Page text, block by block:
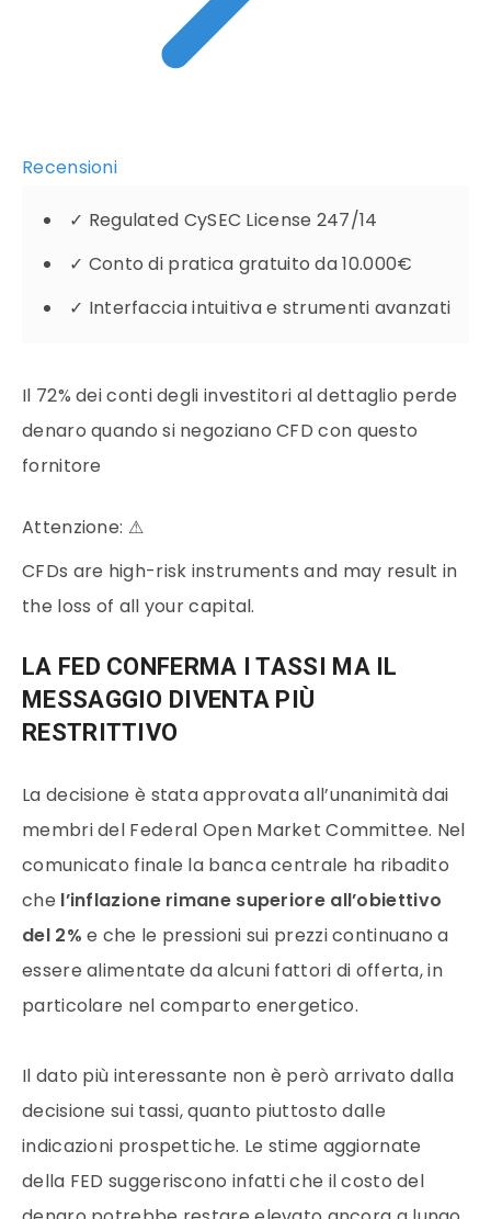
Recensioni
✓ Regulated CySEC License 247/14
✓ Conto di pratica gratuito da 10.000€
✓ Interfaccia intuitiva e strumenti avanzati
Il 72% dei conti degli investitori al dettaglio perde
denaro quando si negoziano CFD con questo
fornitore
Attenzione: ⚠
CFDs are high-risk instruments and may result in
the loss of all your capital.
LA FED CONFERMA I TASSI MA IL
MESSAGGIO DIVENTA PIÙ
RESTRITTIVO
La decisione è stata approvata all’unanimità dai
membri del Federal Open Market Committee. Nel
comunicato finale la banca centrale ha ribadito
che l’inflazione rimane superiore all’obiettivo
del 2% e che le pressioni sui prezzi continuano a
essere alimentate da alcuni fattori di offerta, in
particolare nel comparto energetico.
Il dato più interessante non è però arrivato dalla
decisione sui tassi, quanto piuttosto dalle
indicazioni prospettiche. Le stime aggiornate
della FED suggeriscono infatti che il costo del